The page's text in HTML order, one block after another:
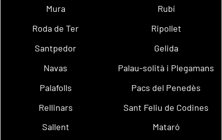
Mura
Rubí
Roda de Ter
Ripollet
Santpedor
Gelida
Navas
Palau-solità i Plegamans
Palafolls
Pacs del Penedès
Rellinars
Sant Feliu de Codines
Sallent
Mataró